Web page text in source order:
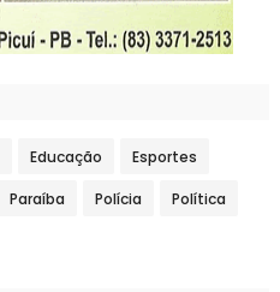
Educação Esportes
Paraíba Polícia Política